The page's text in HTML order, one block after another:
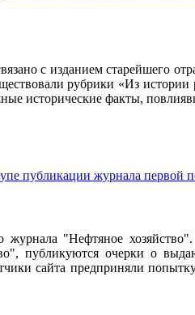
с изданием старейшего
рубрики «Из
исторические факты,
публикации журнала первой
"Нефтяное
публикуются очерки о
сайта предприняли